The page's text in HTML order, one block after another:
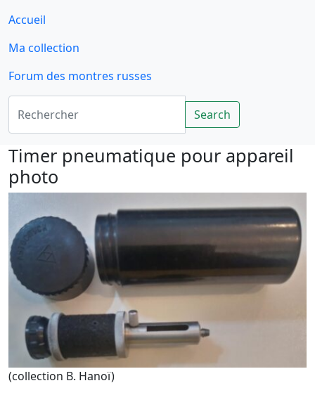
Accueil
Ma collection
Forum des montres russes
Rechercher
Search
Timer pneumatique pour appareil
photo
(collection B. Hanoï)